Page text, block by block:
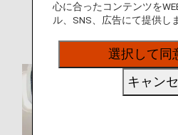
* 画像はイメージです。
心に合ったコンテンツを
ル、SNS、広告にて提供し
選択して同
キャン